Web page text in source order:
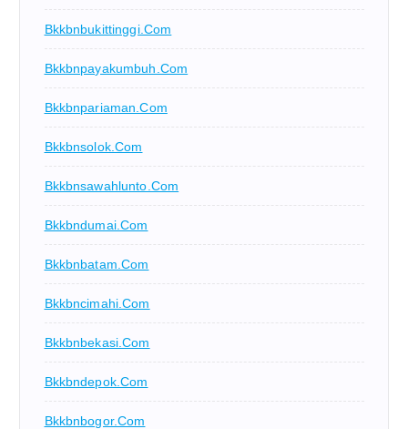
Bkkbnbukittinggi.com
Bkkbnpayakumbuh.com
Bkkbnpariaman.com
Bkkbnsolok.com
Bkkbnsawahlunto.com
Bkkbndumai.com
Bkkbnbatam.com
Bkkbncimahi.com
Bkkbnbekasi.com
Bkkbndepok.com
Bkkbnbogor.com